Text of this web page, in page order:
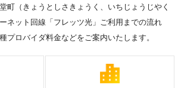
町（きょうとしさきょうく、いちじょうじやく
ネット回線「フレッツ光」ご利用までの流れ
プロバイダ料金などをご案内いたします。